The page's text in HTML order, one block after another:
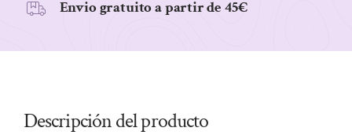
Envio gratuito a partir de 45€
Descripción del producto